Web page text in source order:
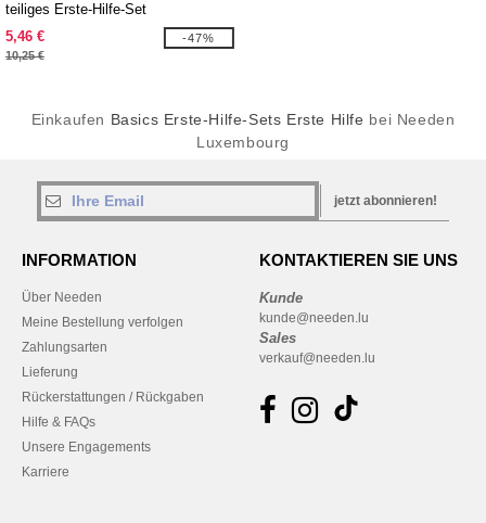
teiliges Erste-Hilfe-Set
5,46 €
10,25 €
-47%
Einkaufen Basics Erste-Hilfe-Sets Erste Hilfe bei Needen
Luxembourg
jetzt abonnieren!
INFORMATION
Über Needen
Meine Bestellung verfolgen
Zahlungsarten
Lieferung
Rückerstattungen / Rückgaben
Hilfe & FAQs
Unsere Engagements
Karriere
KONTAKTIEREN SIE UNS
Kunde
kunde@needen.lu
Sales
verkauf@needen.lu